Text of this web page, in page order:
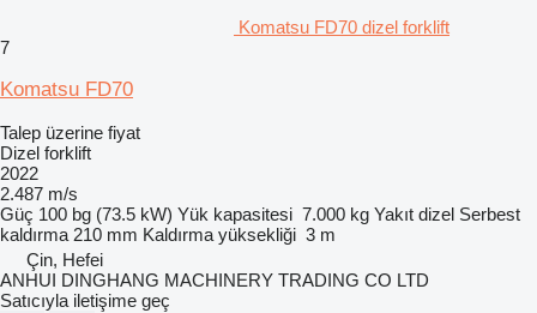
Komatsu FD70 dizel forklift
7
Komatsu FD70
Talep üzerine fiyat
Dizel forklift
2022
2.487 m/s
Güç 100 bg (73.5 kW) Yük kapasitesi 7.000 kg Yakıt dizel Serbest
kaldırma 210 mm Kaldırma yüksekliği 3 m
Çin, Hefei
ANHUI DINGHANG MACHINERY TRADING CO LTD
Satıcıyla iletişime geç